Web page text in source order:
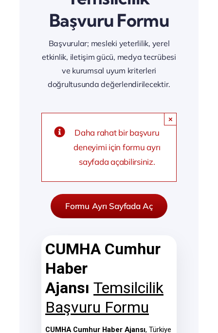
Başvuru Formu
Başvurular; mesleki yeterlilik, yerel
etkinlik, iletişim gücü, medya tecrübesi
ve kurumsal uyum kriterleri
doğrultusunda değerlendirilecektir.
Daha rahat bir başvuru
deneyimi için formu ayrı
sayfada açabilirsiniz.
×
Formu Ayrı Sayfada Aç